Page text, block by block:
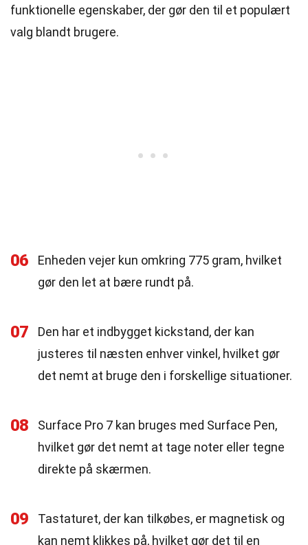
funktionelle egenskaber, der gør den til et populært
valg blandt brugere.
06
Enheden vejer kun omkring 775 gram, hvilket
gør den let at bære rundt på.
07
Den har et indbygget kickstand, der kan
justeres til næsten enhver vinkel, hvilket gør
det nemt at bruge den i forskellige situationer.
08
Surface Pro 7 kan bruges med Surface Pen,
hvilket gør det nemt at tage noter eller tegne
direkte på skærmen.
09
Tastaturet, der kan tilkøbes, er magnetisk og
kan nemt klikkes på, hvilket gør det til en